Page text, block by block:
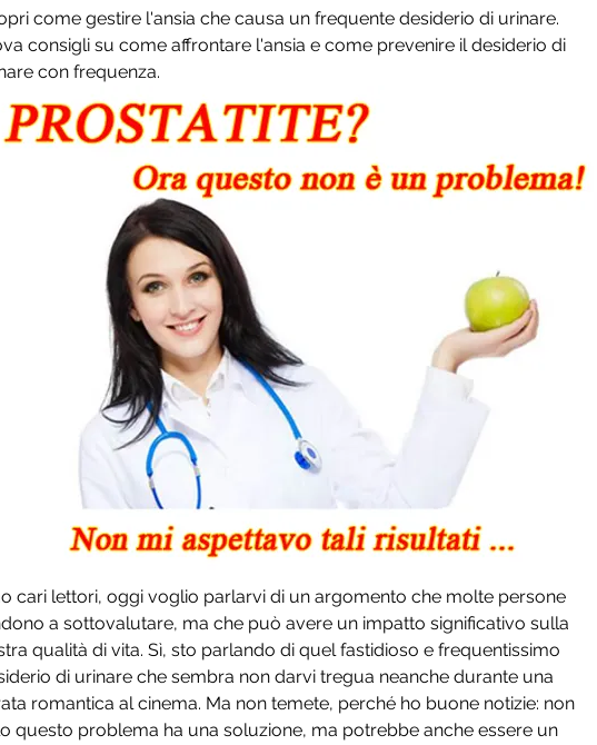
come gestire l'ansia che causa un frequente desiderio di urinare.
consigli su come affrontare l'ansia e come prevenire il desiderio di
con frequenza.
cari lettori, oggi voglio parlarvi di un argomento che molte persone
a sottovalutare, ma che può avere un impatto significativo sulla
qualità di vita. Sì, sto parlando di quel fastidioso e frequentissimo
di urinare che sembra non darvi tregua neanche durante una
romantica al cinema. Ma non temete, perché ho buone notizie: non
questo problema ha una soluzione, ma potrebbe anche essere un